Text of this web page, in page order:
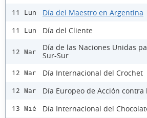
11 Lun Día del Maestro en Argentina
11 Lun Día del Cliente
12 Mar
Día de las Naciones Unidas
Sur-Sur
12 Mar Día Internacional del Crochet
12 Mar Día Europeo de Acción contra
13 Mié Día Internacional del